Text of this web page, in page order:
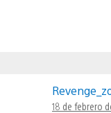
18 de febrero